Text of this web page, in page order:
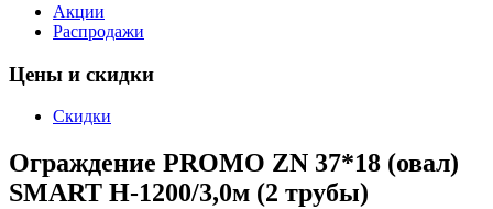
Акции
Распродажи
Цены и скидки
Скидки
Ограждение PROMO ZN 37*18 (овал)
SMART H-1200/3,0м (2 трубы)